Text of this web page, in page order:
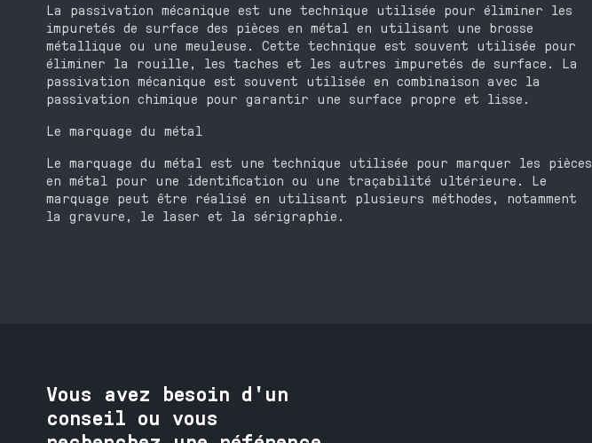
La passivation mécanique est une technique utilisée pour éliminer les
impuretés de surface des pièces en métal en utilisant une brosse
métallique ou une meuleuse. Cette technique est souvent utilisée pour
éliminer la rouille, les taches et les autres impuretés de surface. La
passivation mécanique est souvent utilisée en combinaison avec la
passivation chimique pour garantir une surface propre et lisse.
Le marquage du métal
Le marquage du métal est une technique utilisée pour marquer les pièces
en métal pour une identification ou une traçabilité ultérieure. Le
marquage peut être réalisé en utilisant plusieurs méthodes, notamment
la gravure, le laser et la sérigraphie.
Vous avez besoin d'un
conseil ou vous